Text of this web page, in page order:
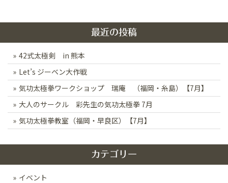
ゲ
ー
シ
ョ
ン
最近の投稿
42式太極剣 in 熊本
Let’s ジーベン大作戦
気功太極拳ワークショップ 瑞庵 （福岡・糸島）【7月】
大人のサークル 彩先生の気功太極拳 7月
気功太極拳教室（福岡・早良区）【7月】
カテゴリー
イベント